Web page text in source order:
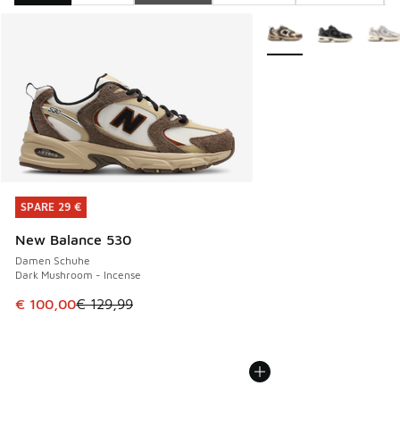
SPARE 29 €
New Balance 530
Damen Schuhe
Dark Mushroom - Incense
Dieser Artikel ist im Sale. Der Preis ist von € 129,99 auf €
€ 100,00€ 129,99
SPARE 29 €
Weitere Farben